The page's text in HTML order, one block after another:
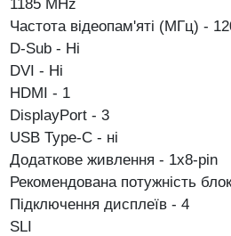
1185 MHz
Частота відеопам'яті (МГц) -
D-Sub - Ні
DVI - Ні
HDMI - 1
DisplayPort - 3
USB Type-C - ні
Додаткове живлення - 1х8-pin
Рекомендована потужність
Підключення дисплеїв - 4
SLI